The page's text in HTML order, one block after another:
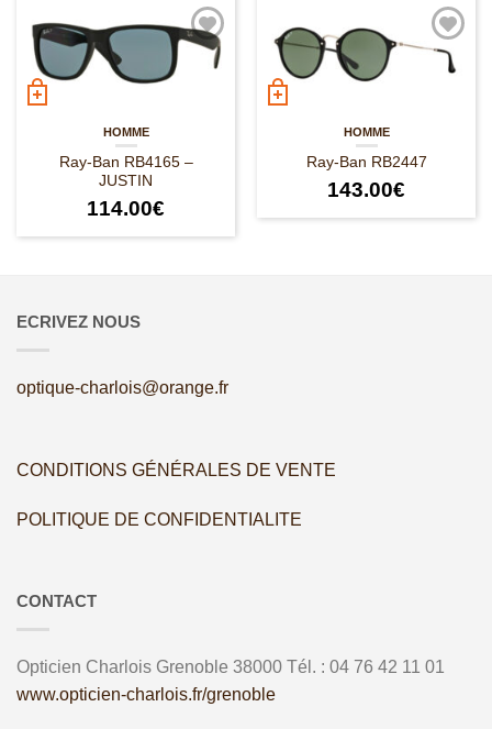
HOMME
Ray-Ban RB4165 –
JUSTIN
114.00€
HOMME
Ray-Ban RB2447
143.00€
ECRIVEZ NOUS
optique-charlois@orange.fr
CONDITIONS GÉNÉRALES DE VENTE
POLITIQUE DE CONFIDENTIALITE
CONTACT
Opticien Charlois Grenoble 38000 Tél. : 04 76 42 11 01
www.opticien-charlois.fr/grenoble